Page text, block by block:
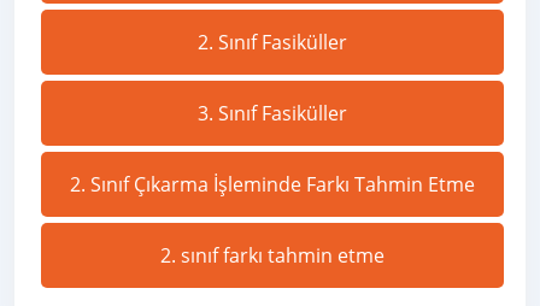
2. Sınıf Fasiküller
3. Sınıf Fasiküller
2. Sınıf Çıkarma İşleminde Farkı Tahmin Etme
2. sınıf farkı tahmin etme